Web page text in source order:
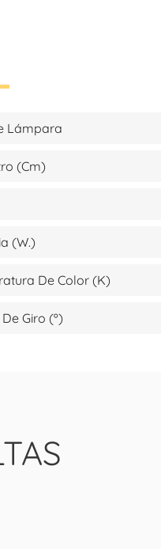
Lámpara
(cm)
(W.)
De Color (K)
Giro (º)